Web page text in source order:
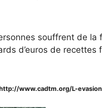
souffrent de
d’euros de
www.cadtm.org/L-